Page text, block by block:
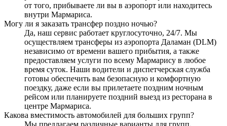
от того, прибываете ли вы в аэропорт или находитесь
внутри Мармариса.
Могу ли я заказать трансфер поздно ночью?
Да, наш сервис работает круглосуточно, 24/7. Мы
осуществляем трансферы из аэропорта Даламан (DLM)
независимо от времени вашего прибытия, а также
предоставляем услуги по всему Мармарису в любое
время суток. Наши водители и диспетчерская служба
готовы обеспечить вам безопасную и комфортную
поездку, даже если вы прилетаете поздним ночным
рейсом или планируете поздний выезд из ресторана в
центре Мармариса.
Какова вместимость автомобилей для больших групп?
Мы предлагаем различные варианты для групп.